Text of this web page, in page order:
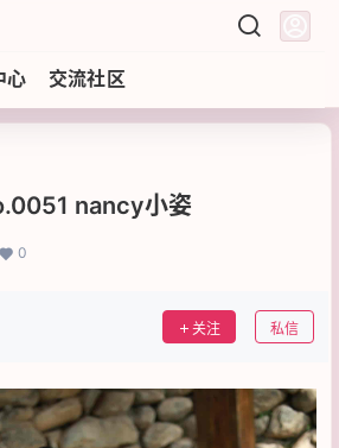
心 交流社区
nancy小姿
0
关注 私信